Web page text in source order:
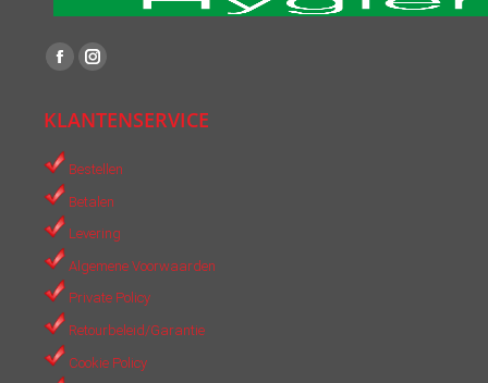
Vind ons op:
Facebook
opens
in
new
window
Instagram
opens
window
KLANTENSERVICE
Bestellen
Betalen
Levering
Algemene Voorwaarden
Private Policy
Retourbeleid/Garantie
Cookie Policy